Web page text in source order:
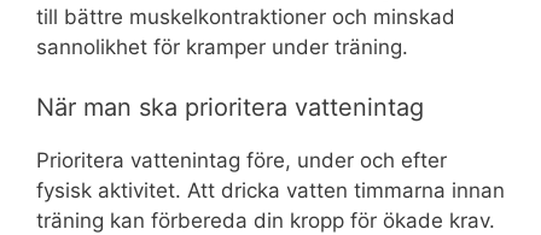
till bättre muskelkontraktioner och minskad
sannolikhet för kramper under träning.
När man ska prioritera vattenintag
Prioritera vattenintag före, under och efter
fysisk aktivitet. Att dricka vatten timmarna innan
träning kan förbereda din kropp för ökade krav.